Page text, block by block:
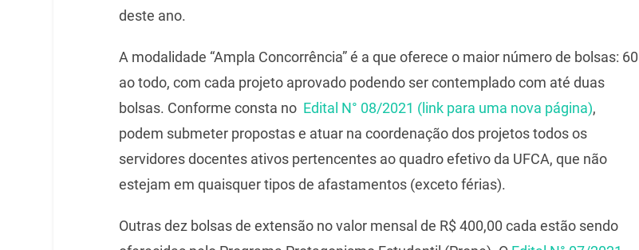
deste ano.
A modalidade “Ampla Concorrência” é a que oferece o maior número de bolsas: 60
ao todo, com cada projeto aprovado podendo ser contemplado com até duas
bolsas. Conforme consta no Edital N° 08/2021 (link para uma nova página),
podem submeter propostas e atuar na coordenação dos projetos todos os
servidores docentes ativos pertencentes ao quadro efetivo da UFCA, que não
estejam em quaisquer tipos de afastamentos (exceto férias).
Outras dez bolsas de extensão no valor mensal de R$ 400,00 cada estão sendo